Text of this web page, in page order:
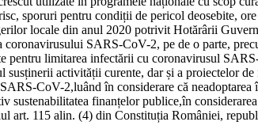
sporuri pentru condiții de pericol deosebite,
locale din anul 2020 potrivit Hotărârii
SARS-CoV-2, pe de o parte,
pentru limitarea infectării cu coronavirusul
activității curente, dar și a proiectelor
CoV-2,luând în considerare că
sustenabilitatea finanțelor publice,în
art. 115 alin. (4) din Constituția României,